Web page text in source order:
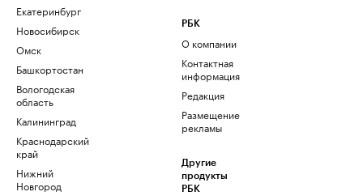
Екатеринбург
Новосибирск
Омск
Башкортостан
Вологодская
область
Калининград
Краснодарский
край
Нижний
Новгород
РБК
О компании
Контактная
информация
Редакция
Размещение
рекламы
Другие
продукты
РБК